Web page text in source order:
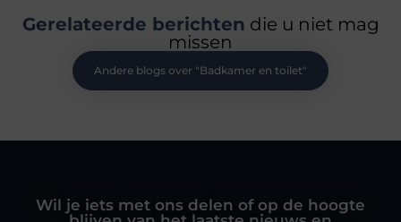
Gerelateerde berichten die u niet mag
missen
Andere blogs over "Badkamer en toilet"
Wil je iets met ons delen of op de hoogte